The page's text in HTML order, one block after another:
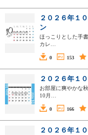
２０２６年１
ン
ほっこりとした手
カレ…
0 153
２０２６年１
お部屋に爽やかな
10月…
0 166
２０２６年１